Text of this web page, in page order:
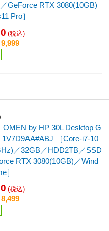
GeForce RTX 3080(10GB)
Pro］
(税込)
OMEN by HP 30L Desktop G
1V7D9AA#ABJ ［Core-i7-10
／32GB／HDD2TB／SSD
RTX 3080(10GB)／Wind
］
(税込)